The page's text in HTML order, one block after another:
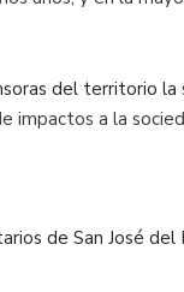
del territorio la
impactos a la
de San José del